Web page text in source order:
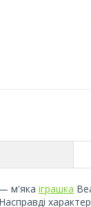
— м'яка іграшка